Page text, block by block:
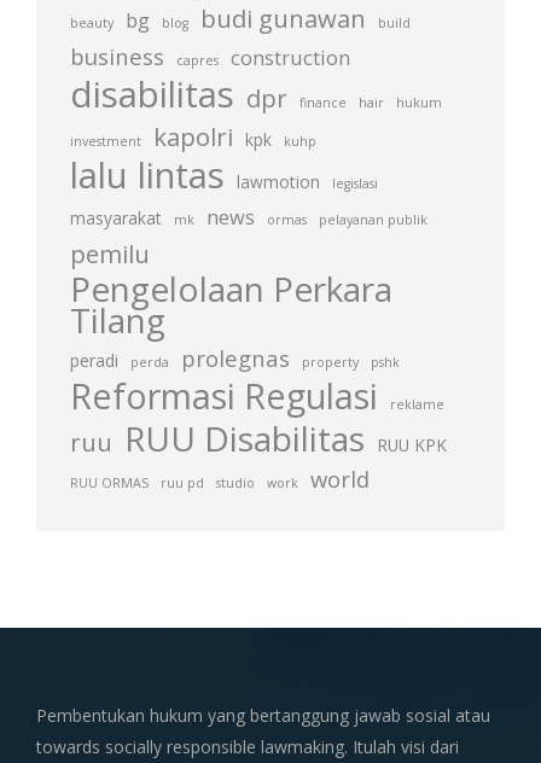
beauty bg blog budi gunawan build
business capres construction
disabilitas dpr finance hair hukum
investment kapolri kpk kuhp
lalu lintas lawmotion legislasi
masyarakat mk news ormas pelayanan publik
pemilu
Pengelolaan Perkara
Tilang
peradi perda prolegnas property pshk
Reformasi Regulasi reklame
ruu RUU Disabilitas RUU KPK
RUU ORMAS ruu pd studio work world
Pembentukan hukum yang bertanggung jawab sosial atau
towards socially responsible lawmaking. Itulah visi dari